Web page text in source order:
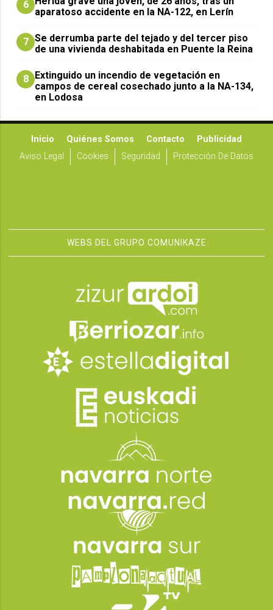
6
aparatoso accidente en la NA-122, en Lerín
7 Se derrumba parte del tejado y del tercer piso
de una vivienda deshabitada en Puente la Reina
8 Extinguido un incendio de vegetación en
campos de cereal cosechado junto a la NA-134,
en Lodosa
Inicio Quiénes Somos Contacto
Publicidad
Aviso Legal
Cookies Seguridad Protección De Datos
WEBS DEL GRUPO COMUNIKAZE